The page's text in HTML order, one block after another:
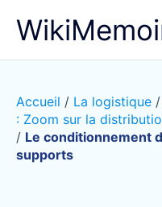
Accueil / La logistique /
: Zoom sur la
/ Le conditionnement
supports